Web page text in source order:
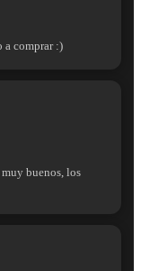
a comprar :)
buenos, los